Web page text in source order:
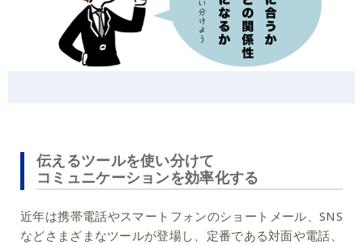
伝えるツールを使い分けて
コミュニケーションを効率化する
近年は携帯電話やスマートフォンのショートメール、SNS
などさまざまなツールが登場し、定番である対面や電話、